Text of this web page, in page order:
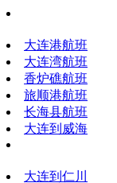
大连港航班
大连湾航班
香炉礁航班
旅顺港航班
长海县航班
大连到威海
大连到仁川